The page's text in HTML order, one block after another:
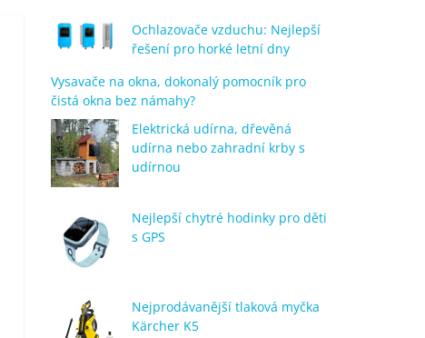
Ochlazovače vzduchu: Nejlepší
řešení pro horké letní dny
Vysavače na okna, dokonalý pomocník pro
čistá okna bez námahy?
Elektrická udírna, dřevěná
udírna nebo zahradní krby s
udírnou
Nejlepší chytré hodinky pro děti
s GPS
Nejprodávanější tlaková myčka
Kärcher K5